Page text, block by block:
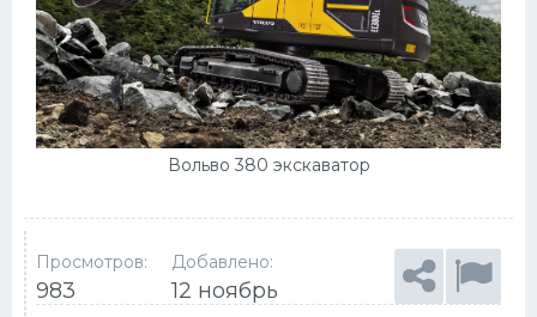
Вольво 380 экскаватор
Просмотров:
983
Добавлено:
12 ноябрь